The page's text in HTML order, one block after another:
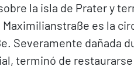
la isla de Prater y
es la
Severamente dañada
terminó de